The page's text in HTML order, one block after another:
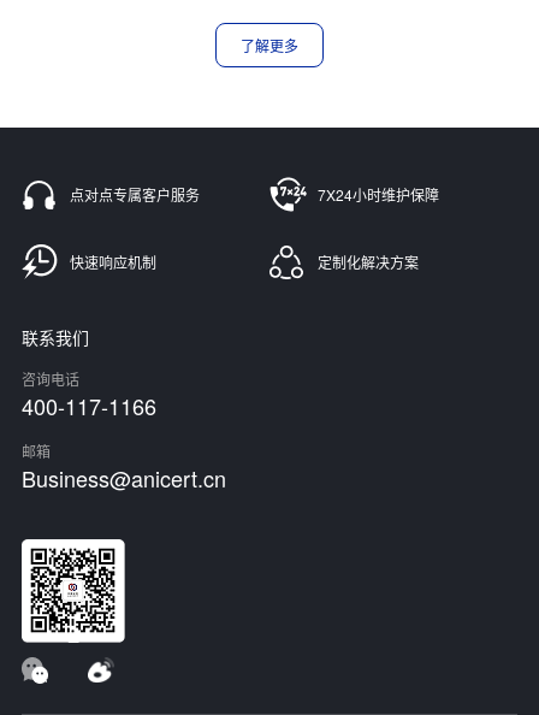
了解更多
点对点专属客户服务 7X24小时维护保障
快速响应机制 定制化解决方案
联系我们
咨询电话
400-117-1166
邮箱
Business@anicert.cn